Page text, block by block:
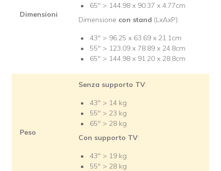
Dimensioni
65″ > 144.98 x 90.37 x 4.77cm
Dimensione con stand (LxAxP):
43″ > 96.25 x 63.69 x 21.1cm
55″ > 123.09 x 78.89 x 24.8cm
65″ > 144.98 x 91.20 x 28.8cm
Peso
Senza supporto TV:
43″ > 14 kg
55″ > 23 kg
65″ > 28 kg
Con supporto TV:
43″ > 19 kg
55″ > 28 kg